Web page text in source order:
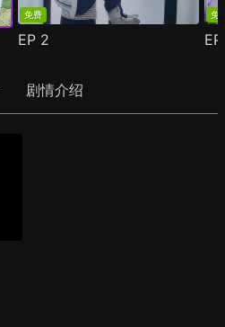
免费
EP 2
免
剧情介绍